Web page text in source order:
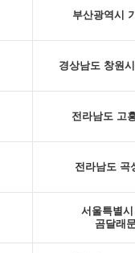
부산광역시
경상남도 창원
전라남도 고
전라남도 곡
서울특별
곰달래